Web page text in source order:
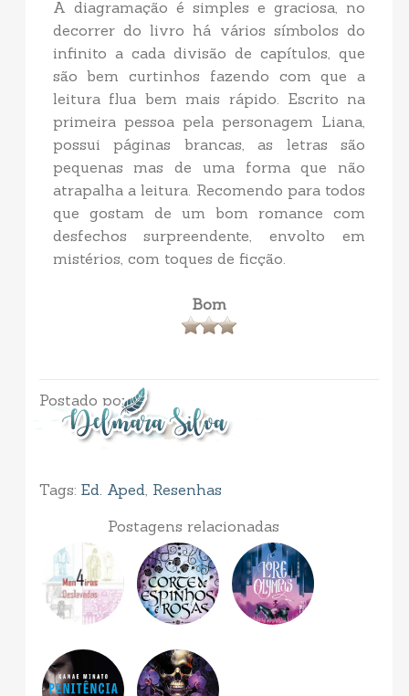
A diagramação é simples e graciosa, no
decorrer do livro há vários símbolos do
infinito a cada divisão de capítulos, que
são bem curtinhos fazendo com que a
leitura flua bem mais rápido. Escrito na
primeira pessoa pela personagem Liana,
possui páginas brancas, as letras são
pequenas mas de uma forma que não
atrapalha a leitura. Recomendo para todos
que gostam de um bom romance com
desfechos surpreendente, envolto em
mistérios, com toques de ficção.
Bom
Postado por
Tags: Ed. Aped, Resenhas
Postagens relacionadas